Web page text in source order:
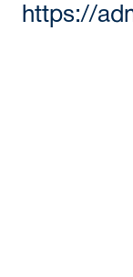
https://